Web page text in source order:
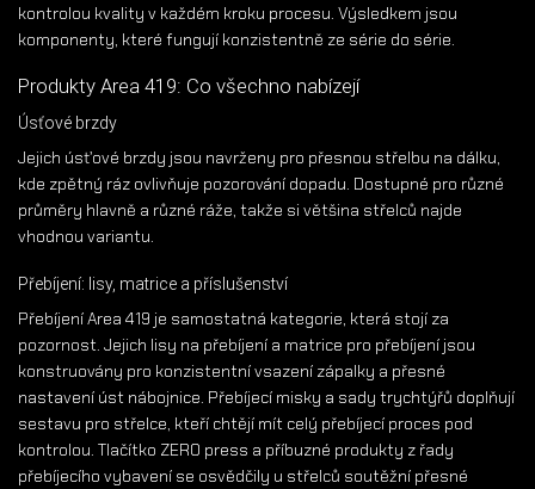
kontrolou kvality v každém kroku procesu. Výsledkem jsou
komponenty, které fungují konzistentně ze série do série.
Produkty Area 419: Co všechno nabízejí
Úsťové brzdy
Jejich úsťové brzdy jsou navrženy pro přesnou střelbu na dálku,
kde zpětný ráz ovlivňuje pozorování dopadu. Dostupné pro různé
průměry hlavně a různé ráže, takže si většina střelců najde
vhodnou variantu.
Přebíjení: lisy, matrice a příslušenství
Přebíjení Area 419 je samostatná kategorie, která stojí za
pozornost. Jejich lisy na přebíjení a matrice pro přebíjení jsou
konstruovány pro konzistentní vsazení zápalky a přesné
nastavení úst nábojnice. Přebíjecí misky a sady trychtýřů doplňují
sestavu pro střelce, kteří chtějí mít celý přebíjecí proces pod
kontrolou. Tlačítko ZERO press a příbuzné produkty z řady
přebíjecího vybavení se osvědčily u střelců soutěžní přesné